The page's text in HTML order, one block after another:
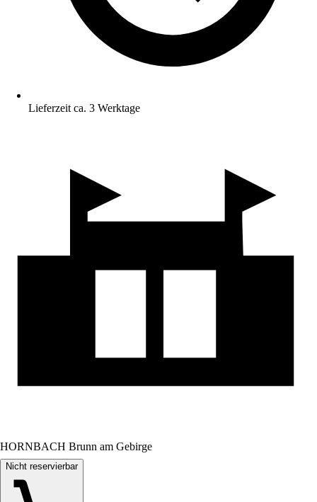
Lieferzeit ca. 3 Werktage
HORNBACH Brunn am Gebirge
Nicht reservierbar